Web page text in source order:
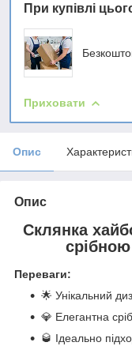
При купівлі
Приховати
Опис
Опис
Склянка
Переваги:
🌟 Унікальний
💎 Елегантна
🥃 Ідеально